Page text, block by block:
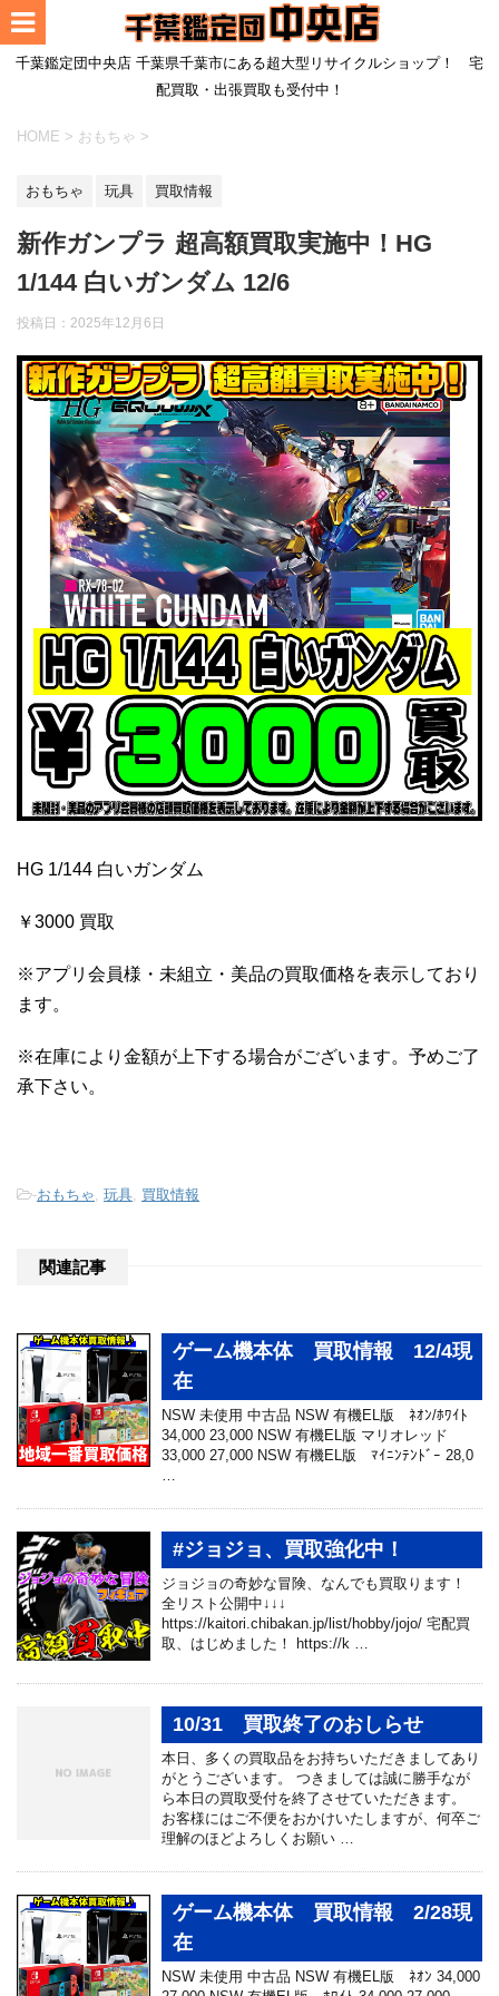
千葉鑑定団中央店 千葉県千葉市にある超大型リサイクルショップ！ 宅
配買取・出張買取も受付中！
HOME > おもちゃ >
おもちゃ 玩具 買取情報
新作ガンプラ 超高額買取実施中！HG
1/144 白いガンダム 12/6
投稿日： 2025年12月6日
HG 1/144 白いガンダム
￥3000 買取
※アプリ会員様・未組立・美品の買取価格を表示しており
ます。
※在庫により金額が上下する場合がございます。予めご了
承下さい。
-おもちゃ 玩具 買取情報
関連記事
ゲーム機本体 買取情報 12/4現
在
NSW 未使用 中古品 NSW 有機EL版 ﾈｵﾝ/ﾎﾜｲﾄ
34,000 23,000 NSW 有機EL版 マリオレッド
33,000 27,000 NSW 有機EL版 ﾏｲﾆﾝﾃﾝﾄﾞｰ 28,0
#ジョジョ、買取強化中！
ジョジョの奇妙な冒険、なんでも買取ります！
全リスト公開中↓↓↓
https://kaitori.chibakan.jp/list/hobby/jojo/ 宅配買
取、はじめました！ https://k …
10/31 買取終了のおしらせ
本日、多くの買取品をお持ちいただきましてあり
がとうございます。 つきましては誠に勝手なが
ら本日の買取受付を終了させていただきます。
お客様にはご不便をおかけいたしますが、何卒ご
理解のほどよろしくお願い …
ゲーム機本体 買取情報 2/28現
在
NSW 未使用 中古品 NSW 有機EL版 ﾈｵﾝ 34,000